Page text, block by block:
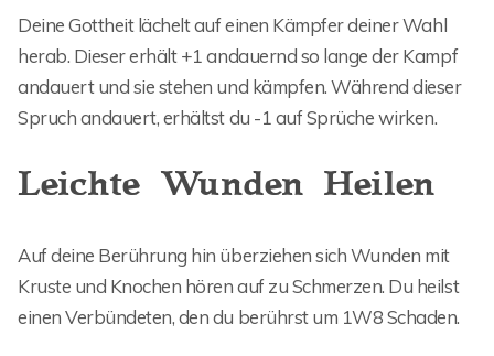
Deine Gottheit lächelt auf einen Kämpfer deiner Wahl
herab. Dieser erhält +1 andauernd so lange der Kampf
andauert und sie stehen und kämpfen. Während dieser
Spruch andauert, erhältst du -1 auf Sprüche wirken.
Leichte Wunden Heilen
Auf deine Berührung hin überziehen sich Wunden mit
Kruste und Knochen hören auf zu Schmerzen. Du heilst
einen Verbündeten, den du berührst um 1W8 Schaden.